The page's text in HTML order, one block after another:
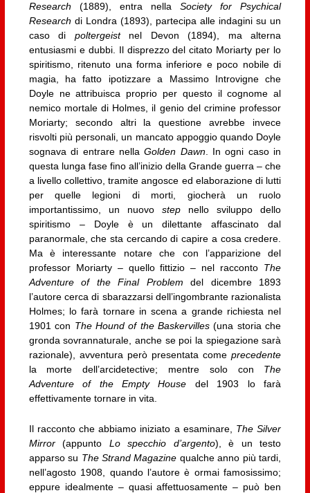
Research (1889), entra nellaSociety for Psychical
Research di Londra (1893), partecipa alle indagini su un
caso di poltergeistnel Devon (1894), ma alterna
entusiasmi e dubbi. Il disprezzo del citato Moriarty per lo
spiritismo, ritenuto una forma inferiore e poco nobile di
magia, ha fatto ipotizzare a Massimo Introvigne che
Doyle ne attribuisca proprio per questo il cognome al
nemico mortale di Holmes, il genio del crimine professor
Moriarty; secondo altri la questione avrebbe invece
risvolti più personali, un mancato appoggio quando Doyle
sognava di entrare nellaGolden Dawn. In ogni caso in
questa lunga fase fino all’inizio della Grande guerra – che
a livello collettivo, tramite angosce ed elaborazione di lutti
per quelle legioni di morti, giocherà un ruolo
importantissimo, un nuovo step nello sviluppo dello
spiritismo – Doyle è un dilettante affascinato dal
paranormale, che sta cercando di capire a cosa credere.
Ma è interessante notare che con l’apparizione del
professor Moriarty – quello fittizio – nel racconto The
Adventure of the Final Problem del dicembre 1893
l’autore cerca di sbarazzarsi dell’ingombrante razionalista
Holmes; lo farà tornare in scena a grande richiesta nel
1901 con The Hound of the Baskervilles (una storia che
gronda sovrannaturale, anche se poi la spiegazione sarà
razionale), avventura però presentata comeprecedente
la morte dell’arcidetective; mentre solo con The
Adventure of the Empty House del 1903 lo farà
effettivamente tornare in vita.
Il racconto che abbiamo iniziato a esaminare, The Silver
Mirror(appunto Lo specchio d’argento), è un testo
apparso su The Strand Magazine qualche anno più tardi,
nell’agosto 1908, quando l’autore è ormai famosissimo;
eppure idealmente – quasi affettuosamente – può ben